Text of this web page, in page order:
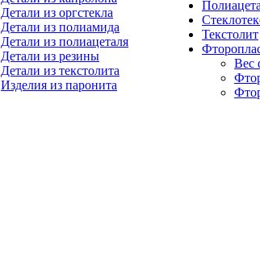
Детали из оргстекла
Детали из полиамида
Детали из полиацеталя
Детали из резины
Детали из текстолита
Изделия из паронита
Текстолит
Вес